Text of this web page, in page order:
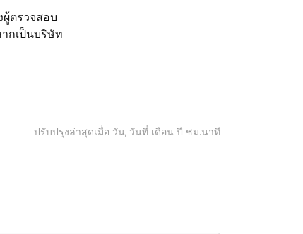
ตรวจสอบ
กเป็นบริษัท
ปรับปรุงล่าสุดเมื่อ วัน, วันที่ เดือน ปี ชม:นาที